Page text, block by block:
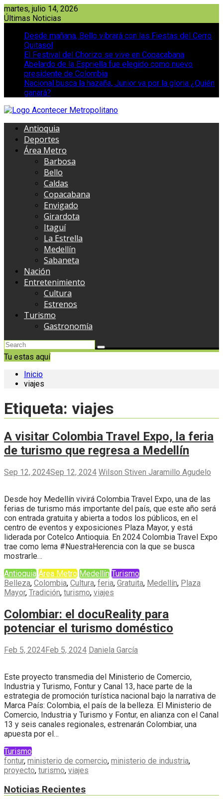
Saltar
al
martes, julio 14, 2026
Últimas Noticias
Desde mañana, Bello vibrará con las Fiestas del Cerro
Quitasol
El Festival del Chorizo se vive en Copacabana
Abelardo de la Espriella fue elegido como nuevo
presidente de Colombia
Nacional busca la hazaña, Junior va por la gloria ¿Quién
ganará?
Antioquia
Deportes
Área Metro
Barbosa
Bello
Caldas
Copacabana
Envigado
Girardota
Itaguí
La Estrella
Medellín
Sabaneta
Nación
Entretenimiento
Cultura
Estrenos
Turismo
Gastronomía
Tu estas aquí
Inicio
viajes
Etiqueta: viajes
A visitar Colombia Travel Expo, la feria
de turismo que regresa a Medellín
Sep 12, 2024Sep 12, 2024 Wilson Stiven Jaramillo Agudelo
Desde hoy Medellín vivirá Colombia Travel Expo, una de las
ferias de turismo más importante del país, que este año será
con entrada gratuita y abierta a todos los públicos, en el
centro de eventos y exposiciones Plaza Mayor, y está
liderada por Cotelco Antioquia. En 2024 Colombia Travel Expo
trae como lema #NuestraHerencia con la que se busca
mostrarle…
Antioquia Área Metro Medellín Turismo
Belleza, Colombia, Cultura, feria, Gratuita, Medellín, Plaza
Mayor, Tradición, turismo, viajes
Colombiar: el docuReality para
potenciar el turismo doméstico
Feb 5, 2024Feb 5, 2024 Daniela García
Este proyecto transmedia del Ministerio de Comercio,
Industria y Turismo, Fontur y Canal 13, hace parte de la
estrategia de promoción turística nacional bajo la narrativa de
Marca País: Colombia, el país de la belleza. El Ministerio de
Comercio, Industria y Turismo y Fontur, en alianza con el Canal
13 y seis canales regionales, estrenarán Colombiar, una
apuesta por el…
Turismo
fontur, ministerio de comercio, ministerio de industria,
proyecto, turismo, viajes
Noticias Recientes